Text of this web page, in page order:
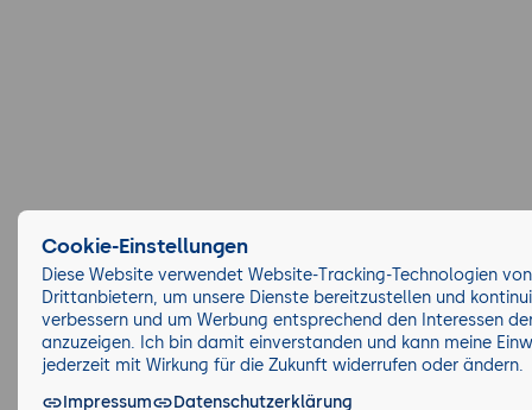
Cookie-Einstellungen
Diese Website verwendet Website-Tracking-Technologien von
Drittanbietern, um unsere Dienste bereitzustellen und
verbessern und um Werbung entsprechend den Interessen
anzuzeigen. Ich bin damit einverstanden und kann meine
jederzeit mit Wirkung für die Zukunft widerrufen oder ändern.
Impressum
Datenschutzerklärung